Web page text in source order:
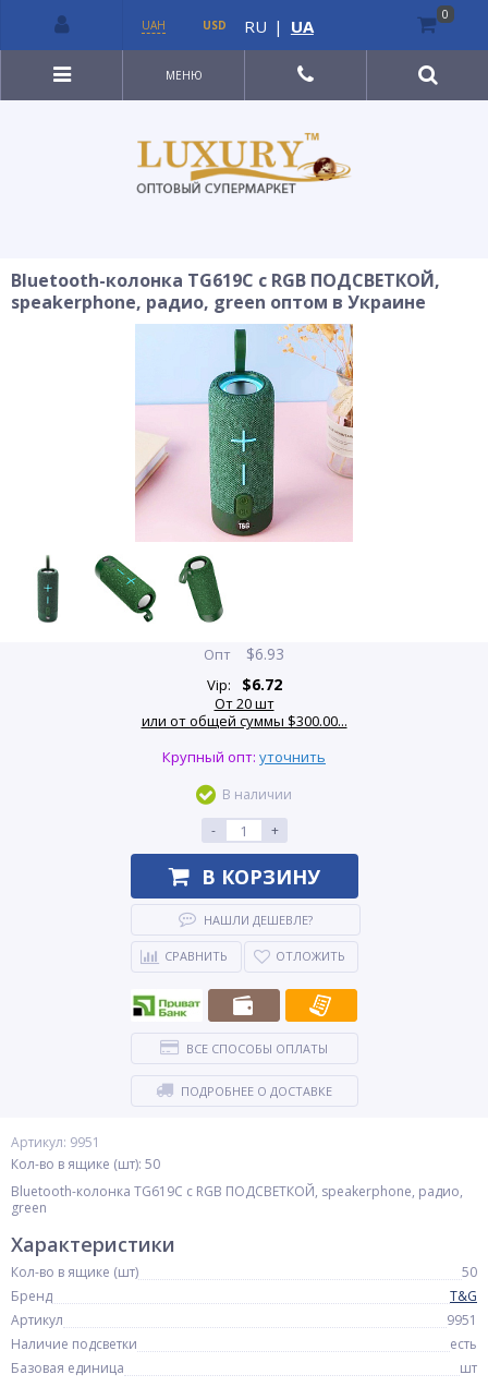
МЕНЮ
Bluetooth-колонка TG619C с RGB ПОДСВЕТКОЙ,
speakerphone, радио, green оптом в Украине
Артикул: 9951
Кол-во в ящике (шт): 50
Bluetooth-колонка TG619C с RGB ПОДСВЕТКОЙ, speakerphone, радио,
green
Опт $6.93
Vip: $6.72
От 20 шт
или от общей суммы $300.00...
Крупный опт: уточнить
В наличии
-
+
В КОРЗИНУ
НАШЛИ ДЕШЕВЛЕ?
СРАВНИТЬ ОТЛОЖИТЬ
ВСЕ СПОСОБЫ ОПЛАТЫ
ПОДРОБНЕЕ О ДОСТАВКЕ
Характеристики
Кол-во в ящике (шт)
50
Бренд
T&G
Артикул
9951
Наличие подсветки
есть
Базовая единица
шт
UAH USD RU | UA
0